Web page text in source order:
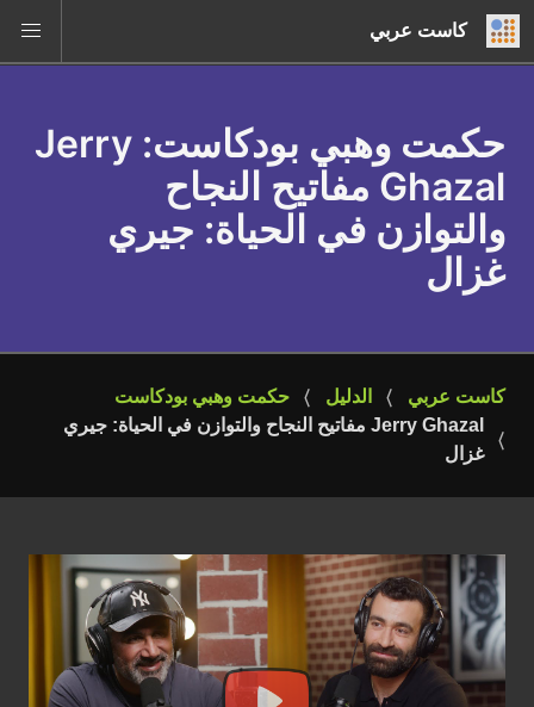
كاست عربي
حكمت وهبي بودكاست : Jerry
Ghazal مفاتيح النجاح
والتوازن في الحياة: جيري
غزال
كاست عربي الدليل
حكمت وهبي بودكاست
Jerry Ghazal مفاتيح النجاح والتوازن في الحياة: جيري
غزال